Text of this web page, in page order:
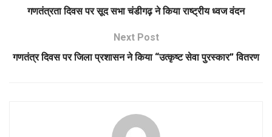
गणतंत्रता दिवस पर सूद सभा चंडीगढ़ ने किया राष्ट्रीय ध्वज वंदन
Next Post
गणतंत्र दिवस पर जिला प्रशासन ने किया “उत्कृष्ट सेवा पुरस्कार” वितरण